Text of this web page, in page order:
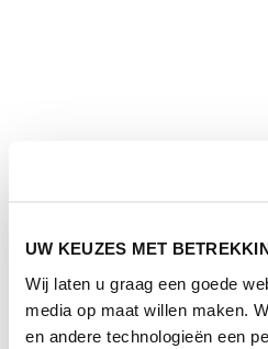
UW KEUZES MET
Wij laten u graag een goede
media op maat willen maken.
en andere technologieën een